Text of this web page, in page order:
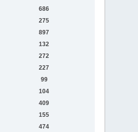
686
275
897
132
272
227
99
104
409
155
474